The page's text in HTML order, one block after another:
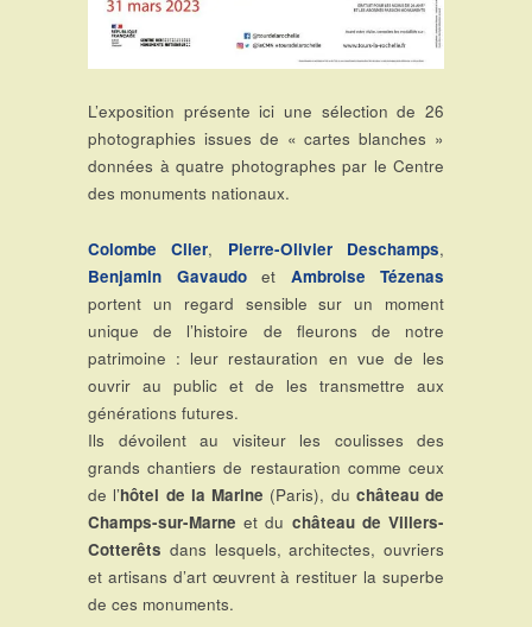
L’exposition présente ici une sélection de 26
photographies issues de « cartes blanches »
données à quatre photographes par le Centre
des monuments nationaux.
Colombe Clier, Pierre-Olivier Deschamps,
Benjamin Gavaudoet Ambroise Tézenas
portent un regard sensible sur un moment
unique de l’histoire de fleurons de notre
patrimoine : leur restauration en vue de les
ouvrir au public et de les transmettre aux
générations futures.
Ils dévoilent au visiteur les coulisses des
grands chantiers de restauration comme ceux
de l’hôtel de la Marine (Paris), du château de
Champs-sur-Marne et du château de Villers-
Cotterêts dans lesquels, architectes, ouvriers
et artisans d’art œuvrent à restituer la superbe
de ces monuments.